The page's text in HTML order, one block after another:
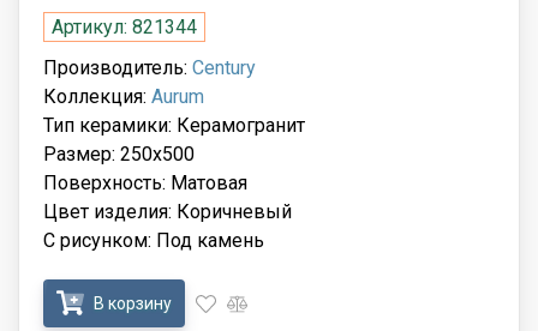
Артикул: 821344
Производитель: Century
Коллекция: Aurum
Тип керамики: Керамогранит
Размер: 250x500
Поверхность: Матовая
Цвет изделия: Коричневый
С рисунком: Под камень
В корзину